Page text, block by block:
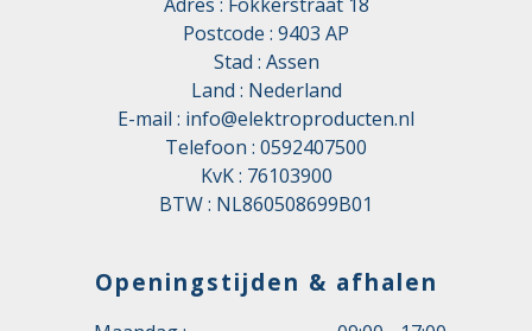
Postcode : 9403 AP
Stad : Assen
Land : Nederland
E-mail : info@elektroproducten.nl
Telefoon : 0592407500
KvK : 76103900
BTW : NL860508699B01
Openingstijden & afhalen